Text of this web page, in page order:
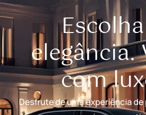
elegância.
com
Desfrute de uma experiência